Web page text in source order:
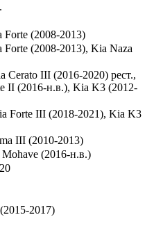
(2008-2013)
(2008-2013), Kia Naza
Cerato III (2016-2020) рест.,
II (2016-н.в.), Kia K3 (2012-
Forte III (2018-2021), Kia K3
III (2010-2013)
(2016-н.в.)
2017)